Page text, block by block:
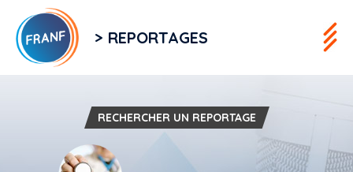
> REPORTAGES
RECHERCHER UN REPORTAGE